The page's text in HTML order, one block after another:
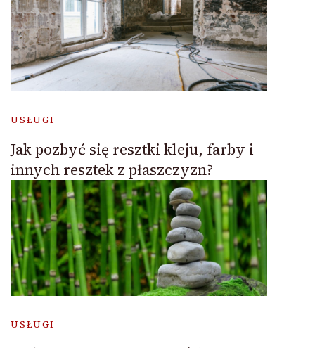
USŁUGI
Jak pozbyć się resztki kleju, farby i
innych resztek z płaszczyzn?
USŁUGI